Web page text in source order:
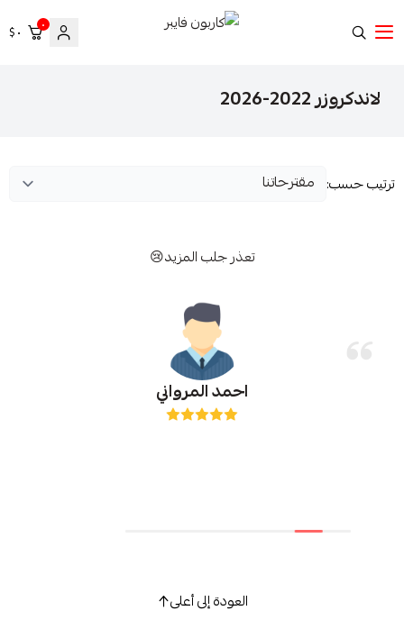
٠ ٠ $
لاندكروزر 2022-2026
ترتيب حسب:
تعذر جلب المزيد😢
احمد المرواني
العودة إلى أعلى